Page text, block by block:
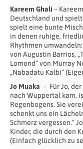
Kareem Ghali –
Deutschland und
spielt eine bunte
in denen ruhige,
Rhythmen
von Augustin Barrios,
Lomond“ von Murray
„Nabadatu Kalbi“
Jo Muaka – Für Jo,
nach Wuppertal kam,
Regenbogens. Sie
schenkt uns ein
Schmerz vergessen.“
Kinder, die durch den
(Einfach glücklich zu